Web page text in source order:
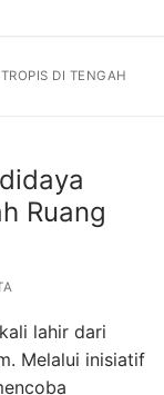
DI TENGAH
Ruang
lahir dari
Melalui inisiatif